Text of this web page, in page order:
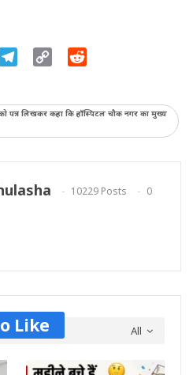
Telegram
Copy
को पत्र लिखकर कहा कि हॉस्पिटल चौक नगर का मुख्य
10229 Posts
0
All
Like